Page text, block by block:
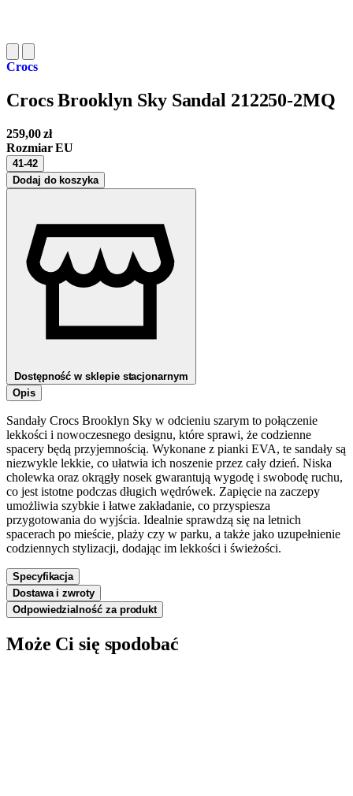
Crocs
Crocs Brooklyn Sky Sandal 212250-2MQ
259,00zł
Rozmiar EU
41-42
Dodaj do koszyka
Dostępność w sklepie stacjonarnym
Opis
Sandały Crocs Brooklyn Sky w odcieniu szarym to połączenie
lekkości i nowoczesnego designu, które sprawi, że codzienne
spacery będą przyjemnością. Wykonane z pianki EVA, te sandały są
niezwykle lekkie, co ułatwia ich noszenie przez cały dzień. Niska
cholewka oraz okrągły nosek gwarantują wygodę i swobodę ruchu,
co jest istotne podczas długich wędrówek. Zapięcie na zaczepy
umożliwia szybkie i łatwe zakładanie, co przyspiesza
przygotowania do wyjścia. Idealnie sprawdzą się na letnich
spacerach po mieście, plaży czy w parku, a także jako uzupełnienie
codziennych stylizacji, dodając im lekkości i świeżości.
Specyfikacja
Dostawa i zwroty
Odpowiedzialność za produkt
Może Ci się spodobać